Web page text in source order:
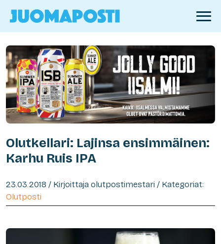
Olutkellari: Lajinsa ensimmäinen:
Karhu Ruis IPA
23.03.2018 / Kirjoittaja olutpostimestari / Kategoriat:
Olutposti